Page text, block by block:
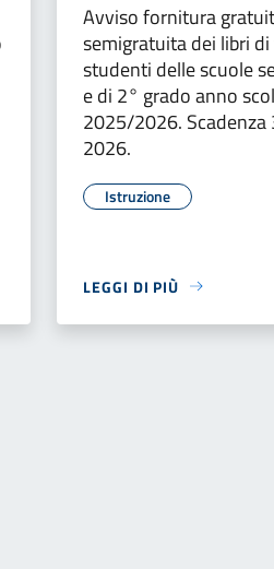
Avviso fornitura
semigratuita dei libri
studenti delle scuole
e di 2° grado anno
2025/2026. Scadenza
2026.
Istruzione
LEGGI DI PIÙ
successiva